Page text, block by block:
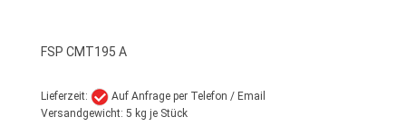
FSP CMT195 A
Lieferzeit:
Auf Anfrage per Telefon / Email
Versandgewicht: 5 kg je Stück